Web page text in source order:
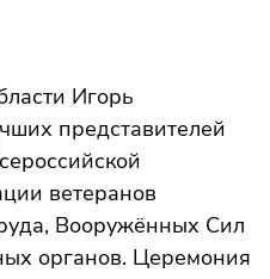
Игорь
представителей
ветеранов
Вооружённых Сил
органов. Церемония